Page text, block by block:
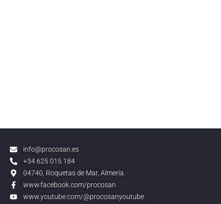
info@procosan.es
+34 625 015 184
04740, Roquetas de Mar, Almería.
www.facebook.com/procosan
www.youtube.com/@procosanyoutube